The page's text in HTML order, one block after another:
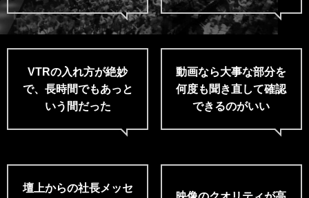
VTRの入れ方が絶妙
で、 長時間でもあっと
いう間だった
動画なら大事な部分を
何度も 聞き直して確認
できるのがいい
壇上からの社長メッセ